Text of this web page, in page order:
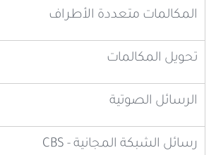
المكالمات متعددة الأطراف
تحويل المكالمات
الرسائل الصوتية
رسائل الشبكة المجانية - CBS